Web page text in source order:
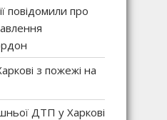
повідомили про
з пожежі на
ДТП у Харкові